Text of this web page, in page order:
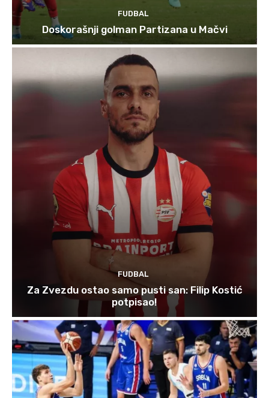
FUDBAL
Doskorašnji golman Partizana u Mačvi
FUDBAL
Za Zvezdu ostao samo pusti san: Filip Kostić
potpisao!